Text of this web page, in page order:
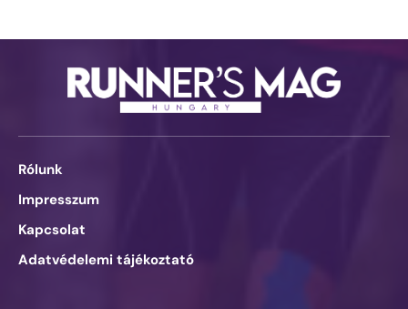
Rólunk
Impresszum
Kapcsolat
Adatvédelemi tájékoztató